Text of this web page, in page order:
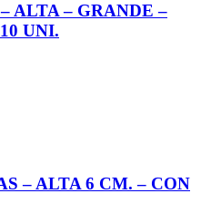
ALTA – GRANDE –
UNI.
– ALTA 6 CM. – CON